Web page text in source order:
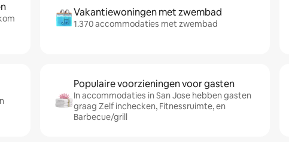
Vakantiewoningen met zwembad
1.370 accommodaties met zwembad
Populaire voorzieningen voor gasten
In accommodaties in San Jose hebben gasten
graag Zelf inchecken, Fitnessruimte, en
Barbecue/grill